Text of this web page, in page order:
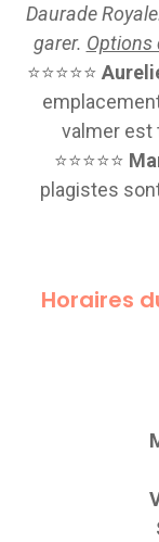
Daurade
garer. Options
⭐⭐⭐⭐⭐
valmer est
⭐⭐⭐⭐⭐
plagistes
Horaires